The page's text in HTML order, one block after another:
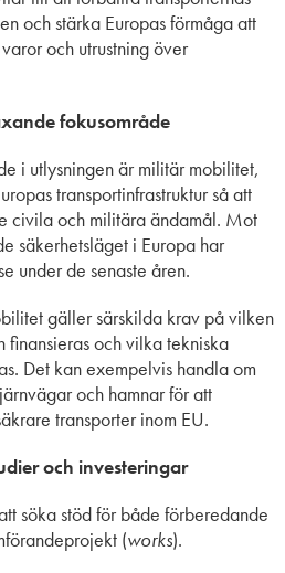
och stärka Europas förmåga att
och utrustning över
fokusområde
i utlysningen är militär mobilitet,
transportinfrastruktur så att
civila och militära ändamål. Mot
säkerhetsläget i Europa har
under de senaste åren.
gäller särskilda krav på vilken
finansieras och vilka tekniska
Det kan exempelvis handla om
och hamnar för att
transporter inom EU.
och investeringar
söka stöd för både förberedande
(works).